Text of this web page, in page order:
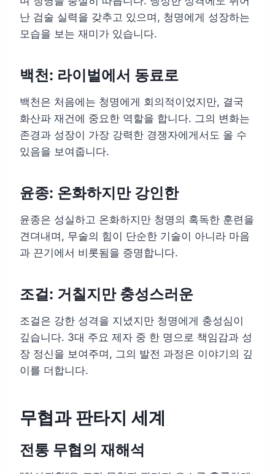
난 검술 실력을 갖추고 있으며, 청명에게 성장하는
모습을 보는 재미가 있습니다.
백천: 라이벌에서 동료로
백천은 처음에는 청명에게 회의적이었지만, 결국
화산파 재건에 중요한 역할을 합니다. 그의 변화는
존경과 성장이 가장 강력한 경쟁자에게서도 올 수
있음을 보여줍니다.
윤종: 온화하지만 강인한
윤종은 성실하고 온화하지만 청명의 혹독한 훈련을
견뎌내며, 무술의 힘이 단순한 기술이 아니라 마음
과 끈기에서 비롯됨을 증명합니다.
조걸: 거칠지만 충성스러운
조걸은 강한 성격을 지녔지만 청명에게 충성심이
깊습니다. 3대 주요 제자 중 한 명으로 책임감과 성
장 정신을 보여주며, 그의 발전 과정은 이야기의 깊
이를 더합니다.
무협과 판타지 세계
전통 무협의 재해석